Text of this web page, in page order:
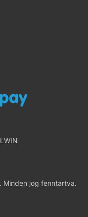
Minden jog fenntartva.